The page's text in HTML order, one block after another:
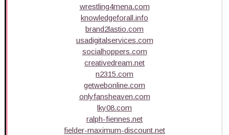
wrestling4mena.com
knowledgeforall.info
brand2lastio.com
usadigitalservices.com
socialhoppers.com
creativedream.net
n2315.com
getwebonline.com
onlyfansheaven.com
lky08.com
ralph-fiennes.net
fielder-maximum-discount.net